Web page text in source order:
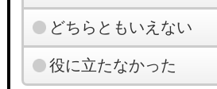
どちらともいえない
役に立たなかった